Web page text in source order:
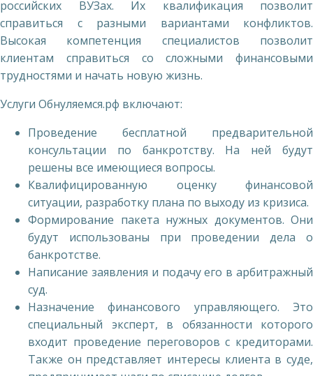
российских ВУЗах. Их квалификация позволит
справиться с разными вариантами конфликтов.
Высокая компетенция специалистов позволит
клиентам справиться со сложными финансовыми
трудностями и начать новую жизнь.
Услуги Обнуляемся.рф включают:
Проведение бесплатной предварительной
консультации по банкротству. На ней будут
решены все имеющиеся вопросы.
Квалифицированную оценку финансовой
ситуации, разработку плана по выходу из кризиса.
Формирование пакета нужных документов. Они
будут использованы при проведении дела о
банкротстве.
Написание заявления и подачу его в арбитражный
суд.
Назначение финансового управляющего. Это
специальный эксперт, в обязанности которого
входит проведение переговоров с кредиторами.
Также он представляет интересы клиента в суде,